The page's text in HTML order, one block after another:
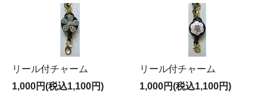
リール付チャーム
1,000円(税込1,100円)
リール付チャーム
1,000円(税込1,100円)